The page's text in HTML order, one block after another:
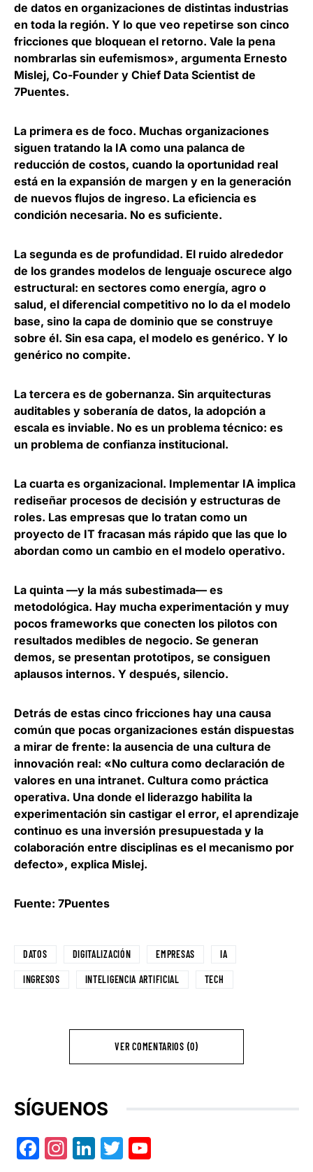
de datos en organizaciones de distintas industrias
en toda la región. Y lo que veo repetirse son cinco
fricciones que bloquean el retorno. Vale la pena
nombrarlas sin eufemismos», argumenta Ernesto
Mislej, Co-Founder y Chief Data Scientist de
7Puentes.
La primera es de foco. Muchas organizaciones
siguen tratando la IA como una palanca de
reducción de costos, cuando la oportunidad real
está en la expansión de margen y en la generación
de nuevos flujos de ingreso. La eficiencia es
condición necesaria. No es suficiente.
La segunda es de profundidad. El ruido alrededor
de los grandes modelos de lenguaje oscurece algo
estructural: en sectores como energía, agro o
salud, el diferencial competitivo no lo da el modelo
base, sino la capa de dominio que se construye
sobre él. Sin esa capa, el modelo es genérico. Y lo
genérico no compite.
La tercera es de gobernanza. Sin arquitecturas
auditables y soberanía de datos, la adopción a
escala es inviable. No es un problema técnico: es
un problema de confianza institucional.
La cuarta es organizacional. Implementar IA implica
rediseñar procesos de decisión y estructuras de
roles. Las empresas que lo tratan como un
proyecto de IT fracasan más rápido que las que lo
abordan como un cambio en el modelo operativo.
La quinta —y la más subestimada— es
metodológica. Hay mucha experimentación y muy
pocos frameworks que conecten los pilotos con
resultados medibles de negocio. Se generan
demos, se presentan prototipos, se consiguen
aplausos internos. Y después, silencio.
Detrás de estas cinco fricciones hay una causa
común que pocas organizaciones están dispuestas
a mirar de frente: la ausencia de una cultura de
innovación real: «No cultura como declaración de
valores en una intranet. Cultura como práctica
operativa. Una donde el liderazgo habilita la
experimentación sin castigar el error, el aprendizaje
continuo es una inversión presupuestada y la
colaboración entre disciplinas es el mecanismo por
defecto», explica Mislej.
Fuente: 7Puentes
DATOS DIGITALIZACIÓN EMPRESAS IA
INGRESOS INTELIGENCIA ARTIFICIAL TECH
VER COMENTARIOS (0)
SÍGUENOS
Facebook
Instagram
LinkedIn
Twitter